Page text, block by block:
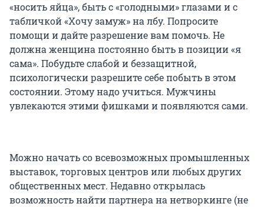
«носить яйца», быть с «голодными» глазами и с
табличкой «Хочу замуж» на лбу. Попросите
помощи и дайте разрешение вам помочь. Не
должна женщина постоянно быть в позиции «я
сама». Побудьте слабой и беззащитной,
психологически разрешите себе побыть в этом
состоянии. Этому надо учиться. Мужчины
увлекаются этими фишками и появляются сами.
Можно начать со всевозможных промышленных
выставок, торговых центров или любых других
общественных мест. Недавно открылась
возможность найти партнера на нетворкинге (не